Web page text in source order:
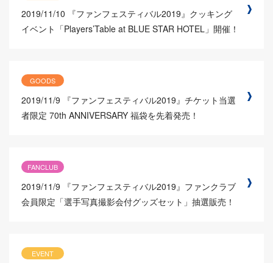
2019/11/10
『ファンフェスティバル2019』クッキング
イベント「Players’Table at BLUE STAR HOTEL」開催！
GOODS
2019/11/9
『ファンフェスティバル2019』チケット当選
者限定 70th ANNIVERSARY 福袋を先着発売！
FANCLUB
2019/11/9
『ファンフェスティバル2019』ファンクラブ
会員限定「選手写真撮影会付グッズセット」抽選販売！
EVENT